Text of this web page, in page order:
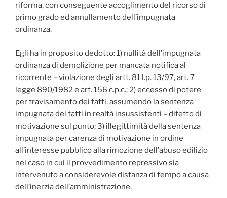
riforma, con conseguente accoglimento del ricorso di
primo grado ed annullamento dell’impugnata
ordinanza.
Egli ha in proposito dedotto: 1) nullità dell’impugnata
ordinanza di demolizione per mancata notifica al
ricorrente – violazione degli artt. 81 l.p. 13/97, art. 7
legge 890/1982 e art. 156 c.p.c.; 2) eccesso di potere
per travisamento dei fatti, assumendo la sentenza
impugnata dei fatti in realtà insussistenti – difetto di
motivazione sul punto; 3) illegittimità della sentenza
impugnata per carenza di motivazione in ordine
all’interesse pubblico alla rimozione dell’abuso edilizio
nel caso in cui il provvedimento repressivo sia
intervenuto a considerevole distanza di tempo a causa
dell’inerzia dell’amministrazione.